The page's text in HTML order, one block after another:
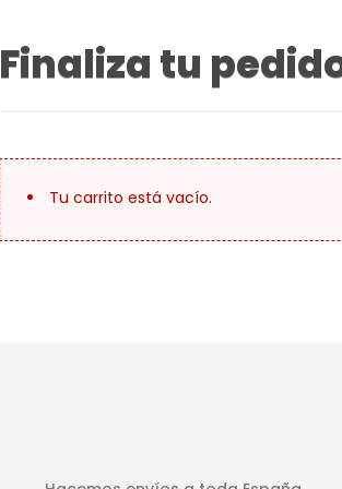
Finaliza tu
Tu carrito está vacío.